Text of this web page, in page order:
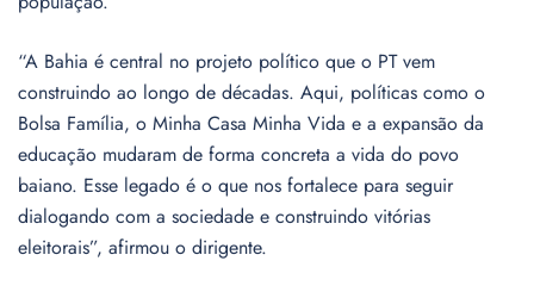
“A Bahia é central no projeto político que o PT vem
construindo ao longo de décadas. Aqui, políticas como o
Bolsa Família, o Minha Casa Minha Vida e a expansão da
educação mudaram de forma concreta a vida do povo
baiano. Esse legado é o que nos fortalece para seguir
dialogando com a sociedade e construindo vitórias
eleitorais”, afirmou o dirigente.